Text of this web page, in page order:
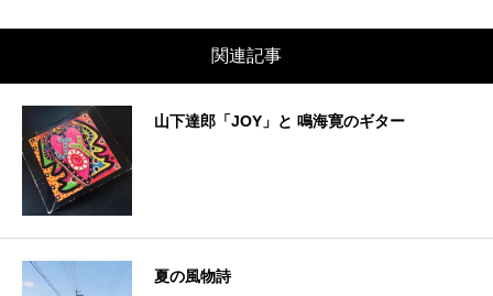
関連記事
山下達郎「JOY」と 鳴海寛のギター
夏の風物詩